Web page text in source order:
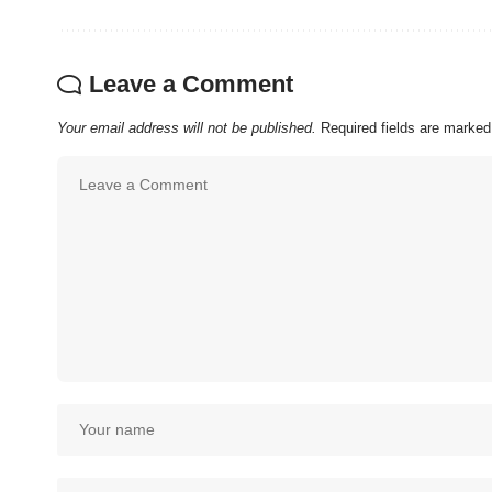
Leave a Comment
Your email address will not be published. Required fields are